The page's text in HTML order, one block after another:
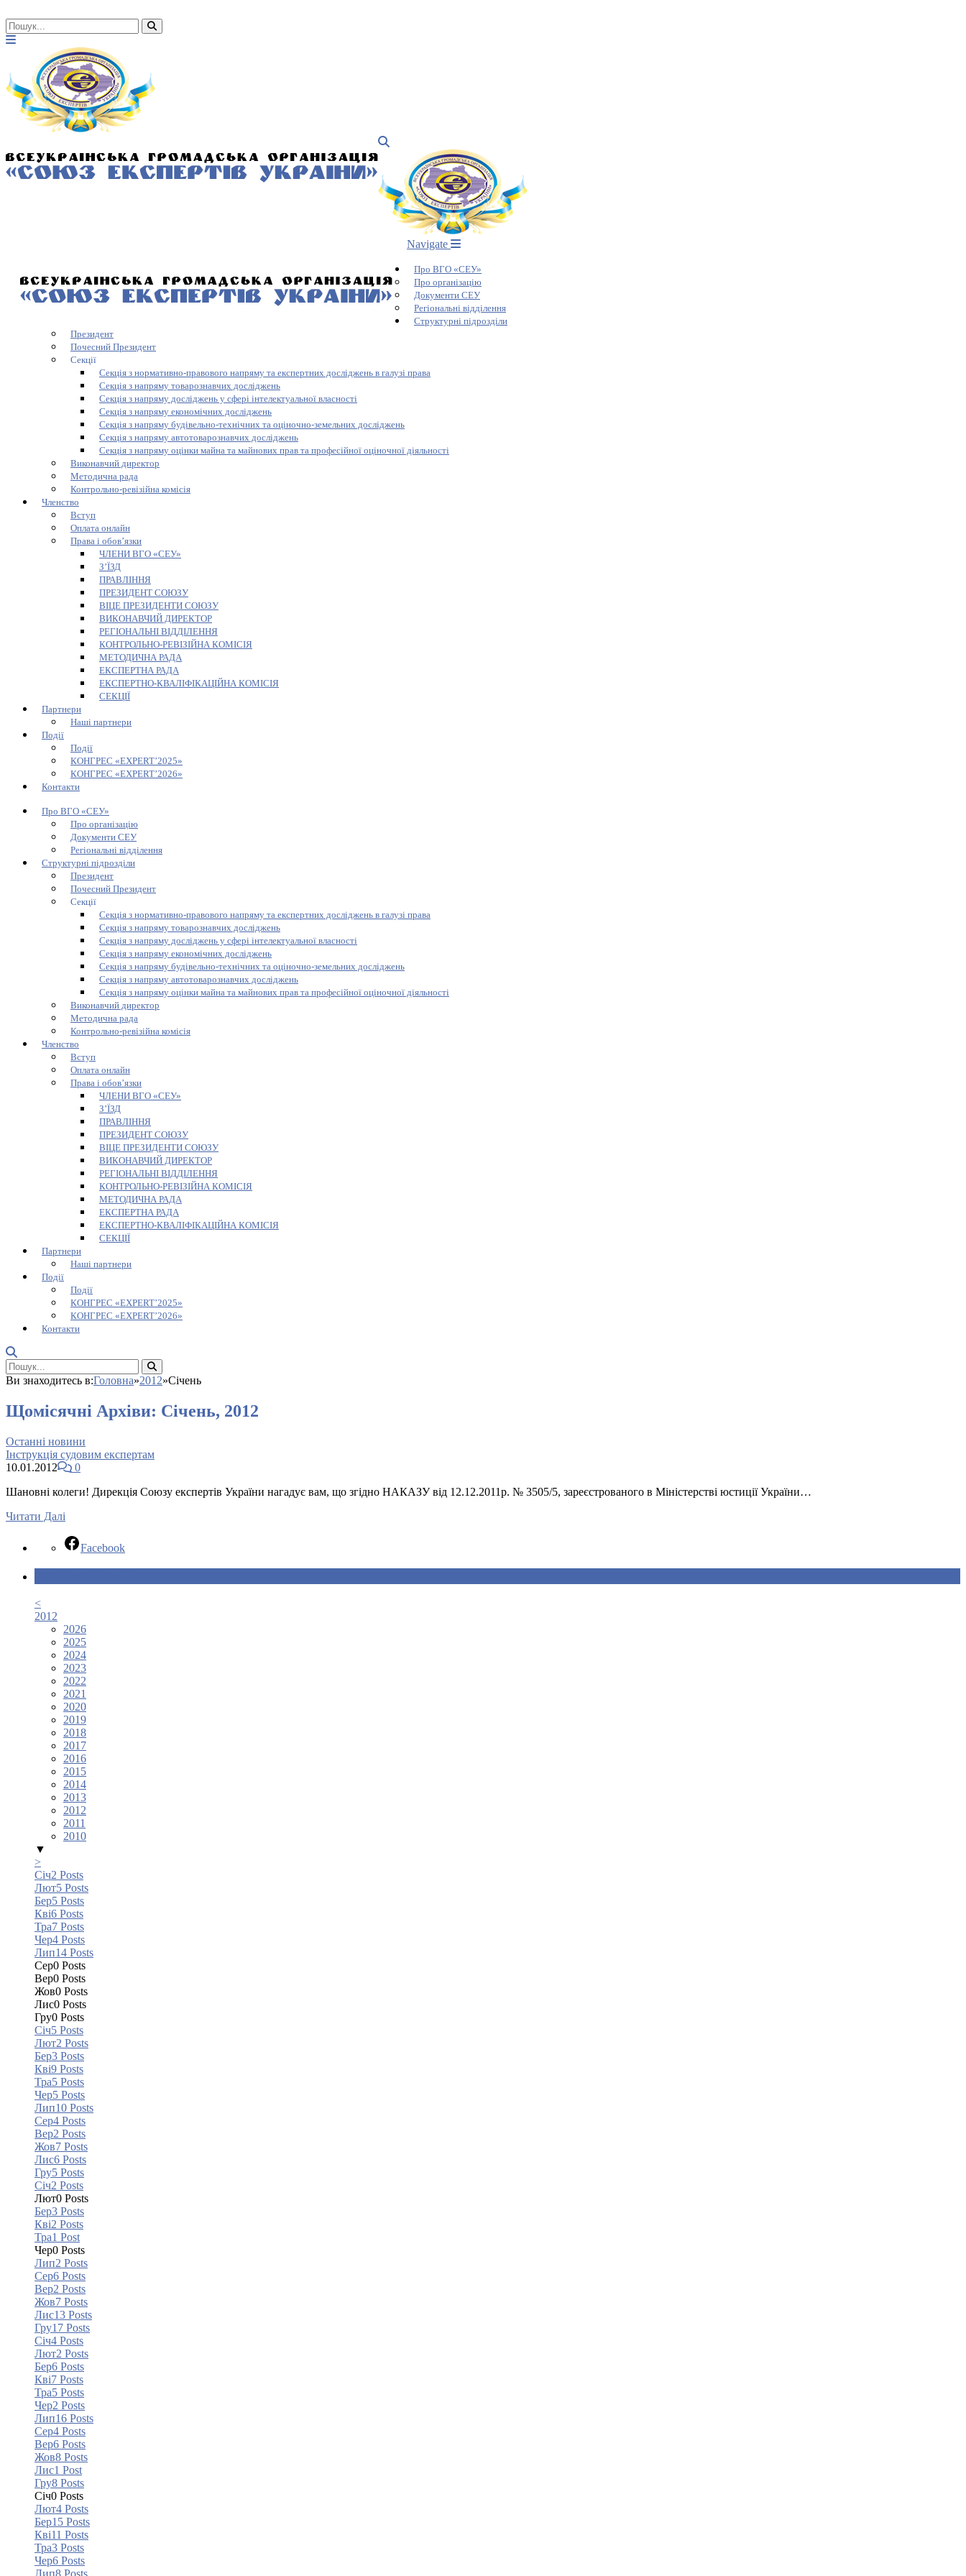
Navigate
Про ВГО «СЕУ»
Про організацію
Документи СЕУ
Регіональні відділення
Структурні підрозділи
Президент
Почесний Президент
Секції
Секція з нормативно-правового напряму та експертних досліджень в галузі права
Секція з напряму товарознавчих досліджень
Секція з напряму досліджень у сфері інтелектуальної власності
Секція з напряму економічних досліджень
Секція з напряму будівельно-технічних та оціночно-земельних досліджень
Секція з напряму автотоварознавчих досліджень
Секція з напряму оцінки майна та майнових прав та професійної оціночної діяльності
Виконавчий директор
Методична рада
Контрольно-ревізійна комісія
Членство
Вступ
Оплата онлайн
Права і обов’язки
ЧЛЕНИ ВГО «СЕУ»
З’ЇЗД
ПРАВЛІННЯ
ПРЕЗИДЕНТ СОЮЗУ
ВІЦЕ ПРЕЗИДЕНТИ СОЮЗУ
ВИКОНАВЧИЙ ДИРЕКТОР
РЕГІОНАЛЬНІ ВІДДІЛЕННЯ
КОНТРОЛЬНО-РЕВІЗІЙНА КОМІСІЯ
МЕТОДИЧНА РАДА
ЕКСПЕРТНА РАДА
ЕКСПЕРТНО-КВАЛІФІКАЦІЙНА КОМІСІЯ
СЕКЦІЇ
Партнери
Наші партнери
Події
Події
КОНГРЕС «EXPERT’2025»
КОНГРЕС «EXPERT’2026»
Контакти
Про ВГО «СЕУ»
Про організацію
Документи СЕУ
Регіональні відділення
Структурні підрозділи
Президент
Почесний Президент
Секції
Секція з нормативно-правового напряму та експертних досліджень в галузі права
Секція з напряму товарознавчих досліджень
Секція з напряму досліджень у сфері інтелектуальної власності
Секція з напряму економічних досліджень
Секція з напряму будівельно-технічних та оціночно-земельних досліджень
Секція з напряму автотоварознавчих досліджень
Секція з напряму оцінки майна та майнових прав та професійної оціночної діяльності
Виконавчий директор
Методична рада
Контрольно-ревізійна комісія
Членство
Вступ
Оплата онлайн
Права і обов’язки
ЧЛЕНИ ВГО «СЕУ»
З’ЇЗД
ПРАВЛІННЯ
ПРЕЗИДЕНТ СОЮЗУ
ВІЦЕ ПРЕЗИДЕНТИ СОЮЗУ
ВИКОНАВЧИЙ ДИРЕКТОР
РЕГІОНАЛЬНІ ВІДДІЛЕННЯ
КОНТРОЛЬНО-РЕВІЗІЙНА КОМІСІЯ
МЕТОДИЧНА РАДА
ЕКСПЕРТНА РАДА
ЕКСПЕРТНО-КВАЛІФІКАЦІЙНА КОМІСІЯ
СЕКЦІЇ
Партнери
Наші партнери
Події
Події
КОНГРЕС «EXPERT’2025»
КОНГРЕС «EXPERT’2026»
Контакти
Ви знаходитесь в:Головна»2012»Січень
Щомісячні Архіви: Січень, 2012
Останні новини
Інструкція судовим експертам
10.01.2012
0
Шановні колеги! Дирекція Союзу експертів України нагадує вам, що згідно НАКАЗУ від 12.12.2011р. № 3505/5, зареєстрованого в Міністерстві юстиції України…
Читати Далі
Facebook
<
2012
2026
2025
2024
2023
2022
2021
2020
2019
2018
2017
2016
2015
2014
2013
2012
2011
2010
▼
>
Січ2 Posts
Лют5 Posts
Бер5 Posts
Кві6 Posts
Тра7 Posts
Чер4 Posts
Лип14 Posts
Сер0 Posts
Вер0 Posts
Жов0 Posts
Лис0 Posts
Гру0 Posts
Січ5 Posts
Лют2 Posts
Бер3 Posts
Кві9 Posts
Тра5 Posts
Чер5 Posts
Лип10 Posts
Сер4 Posts
Вер2 Posts
Жов7 Posts
Лис6 Posts
Гру5 Posts
Січ2 Posts
Лют0 Posts
Бер3 Posts
Кві2 Posts
Тра1 Post
Чер0 Posts
Лип2 Posts
Сер6 Posts
Вер2 Posts
Жов7 Posts
Лис13 Posts
Гру17 Posts
Січ4 Posts
Лют2 Posts
Бер6 Posts
Кві7 Posts
Тра5 Posts
Чер2 Posts
Лип16 Posts
Сер4 Posts
Вер6 Posts
Жов8 Posts
Лис1 Post
Гру8 Posts
Січ0 Posts
Лют4 Posts
Бер15 Posts
Кві11 Posts
Тра3 Posts
Чер6 Posts